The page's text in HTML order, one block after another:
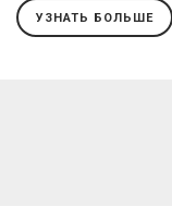
УЗНАТЬ БОЛЬШЕ